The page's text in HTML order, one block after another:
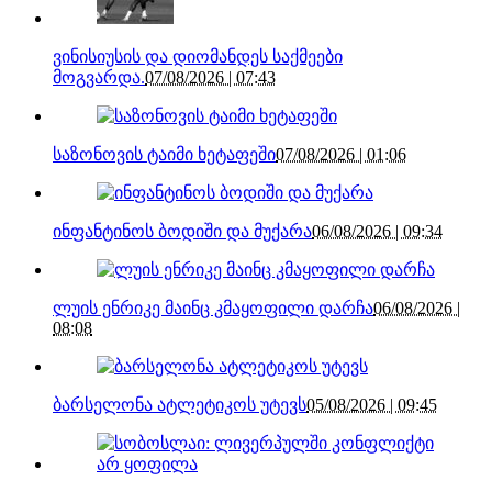
ვინისიუსის და დიომანდეს საქმეები
მოგვარდა.07/08/2026 | 07:43
საზონოვის ტაიმი ხეტაფეში07/08/2026 | 01:06
ინფანტინოს ბოდიში და მუქარა06/08/2026 | 09:34
ლუის ენრიკე მაინც კმაყოფილი დარჩა06/08/2026 |
08:08
ბარსელონა ატლეტიკოს უტევს05/08/2026 | 09:45